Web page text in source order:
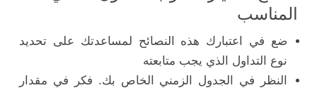
المناسب
ضع في اعتبارك هذه النصائح لمساعدتك على تحديد
نوع التداول الذي يجب متابعته
النظر في الجدول الزمني الخاص بك. فكر في مقدار